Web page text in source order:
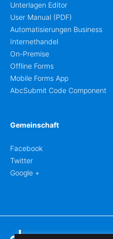
Unterlagen Editor
User Manual (PDF)
Automatisierungen Business
Internethandel
On-Premise
Offline Forms
Mobile Forms App
AbcSubmit Code Component
Gemeinschaft
Facebook
Twitter
Google +